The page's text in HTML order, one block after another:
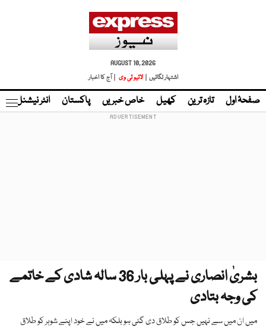
AUGUST 10, 2026
اشتہار لگائیں |
لائیو ٹی وی | آج کا اخبار
صفحۂ اول تازہ ترین کھیل خاص خبریں پاکستان انٹر نیشنل
بشریٰ انصاری نے پہلی بار 36 سالہ شادی کے خاتمے
کی وجہ بتادی
میں ان میں سے نہیں جس کو طلاق دی گئی ہو بلکہ میں نے خود اپنے شوہر کو طلاق